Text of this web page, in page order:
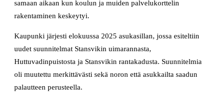
samaan aikaan kun koulun ja muiden palvelukorttelin
rakentaminen keskeytyi.
Kaupunki järjesti elokuussa 2025 asukasillan, jossa esiteltiin
uudet suunnitelmat Stansvikin uimarannasta,
Huttuvadinpuistosta ja Stansvikin rantakadusta. Suunnitelmia
oli muutettu merkittävästi sekä noron että asukkailta saadun
palautteen perusteella.